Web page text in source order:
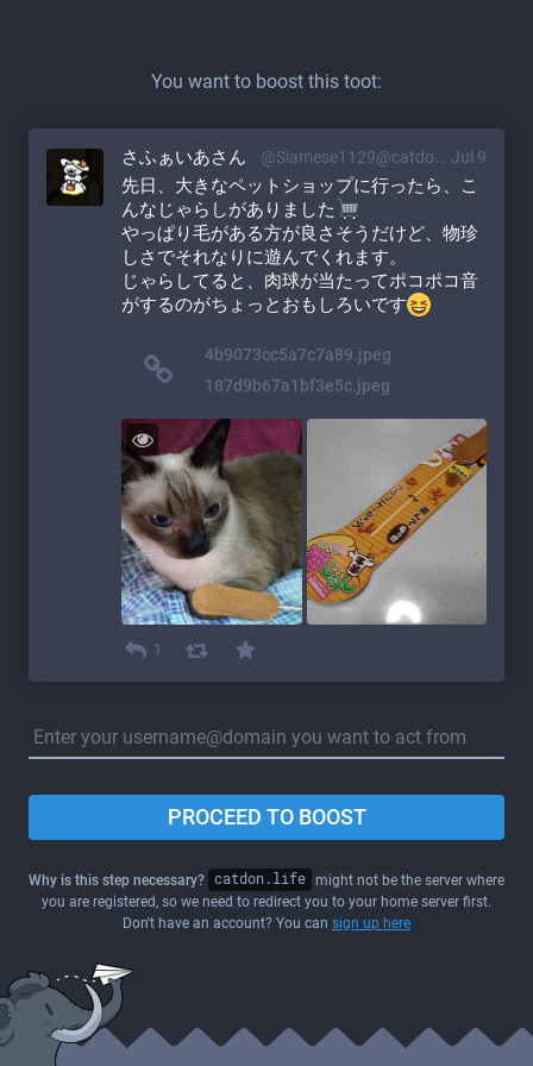
You want to boost this toot:
Jul 9
さふぁいあさん @Siamese1129@catdon.life
先日、大きなペットショップに行ったら、こ
んなじゃらしがありました
やっぱり毛がある方が良さそうだけど、物珍
しさでそれなりに遊んでくれます。
じゃらしてると、肉球が当たってポコポコ音
がするのがちょっとおもしろいです
4b9073cc5a7c7a89.jpeg
187d9b67a1bf3e5c.jpeg
1
PROCEED TO BOOST
Why is this step necessary? catdon.life might not be the server where
you are registered, so we need to redirect you to your home server first.
Don't have an account? You can sign up here